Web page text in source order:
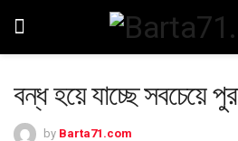
বন্ধ হয়ে যাচ্ছে সবচেয়ে
by Barta71.com